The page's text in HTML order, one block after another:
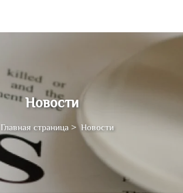
Новости
Главная страница >Новости